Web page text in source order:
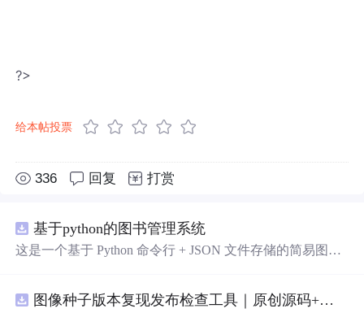
?>
给本帖投票
336 回复 打赏
基于python的图书管理系统
这是一个基于 Python 命令行 + JSON 文件存储的简易图书
添加、删除、修改、搜索（按书名/作者/ISBN），每本书
图像种子版本复现发布检查工具｜原创源码+测试+离线报告